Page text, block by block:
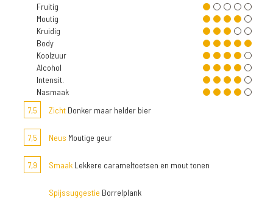
Fruitig
Moutig
Kruidig
Body
Koolzuur
Alcohol
Intensit.
Nasmaak
7,5
Zicht Donker maar helder bier
7,5 Neus Moutige geur
7,9 Smaak Lekkere carameltoetsen en mout tonen
Spijssuggestie Borrelplank